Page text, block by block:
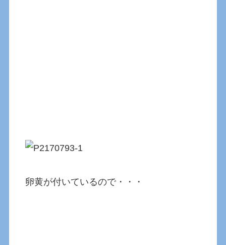
卵黄が付いているので・・・